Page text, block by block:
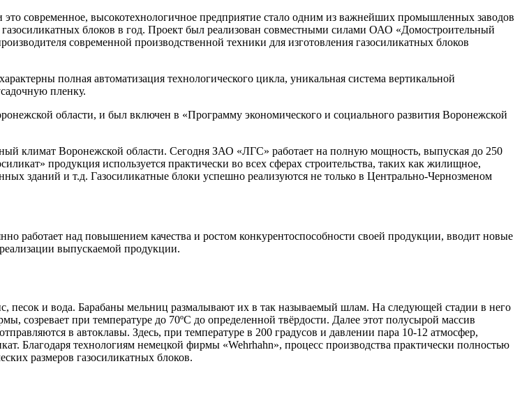
совре­менное, высокотехнологичное предприятие стало одним из важнейших промышленных заводов
блоков в год. Проект был реализован совместными силами ОАО «Домостроительный
современной производственной техники для изготовления газоси­ликатных блоков
полная автоматизация технологического цикла, уникальная система вертикальной
пленку.
области, и был включен в «Программу экономического и социального развития Воронежской
климат Воронежской области. Сегодня ЗАО «ЛГС» работает на полную мощность, выпуская до 250
продукция использует­ся практически во всех сферах строительства, таких как жилищное,
зданий и т.д. Газосиликатные блоки успешно реализуются не только в Центрально-Чернозменом
работает над повышением качества и ростом конкурентоспособности своей продукции, вводит новые
выпускаемой продукции.
песок и вода. Барабаны мельниц размалывают их в так называемый шлам. На следующей стадии в него
созревает при температуре до 70ºС до определенной твёрдости. Далее этот полусырой массив
в автоклавы. Здесь, при температуре в 200 градусов и давлении пара 10-12 атмосфер,
Благодаря технологи­ям немецкой фирмы «Wehrhahn», процесс производства практически полностью
размеров газосиликатных блоков.